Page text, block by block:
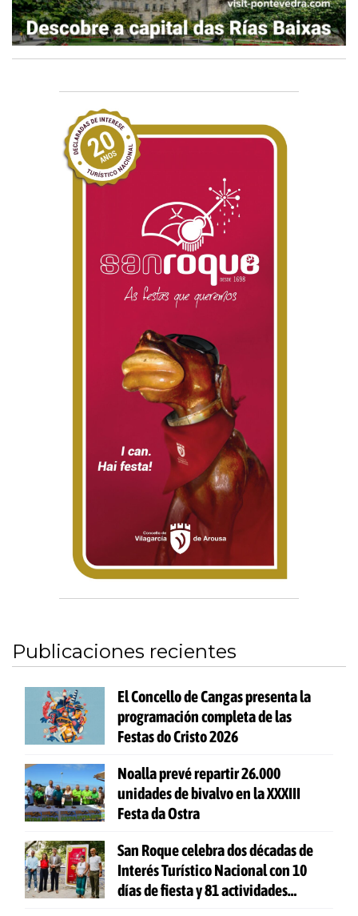
Publicaciones recientes
El Concello de Cangas presenta la
programación completa de las
Festas do Cristo 2026
Noalla prevé repartir 26.000
unidades de bivalvo en la XXXIII
Festa da Ostra
San Roque celebra dos décadas de
Interés Turístico Nacional con 10
días de fiesta y 81 actividades